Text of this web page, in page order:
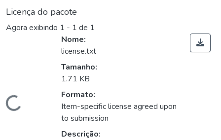
Licença do pacote
Agora exibindo 1 - 1 de 1
Nome:
license.txt
Tamanho:
1.71 KB
Formato:
Item-specific license agreed upon
to submission
Descrição: